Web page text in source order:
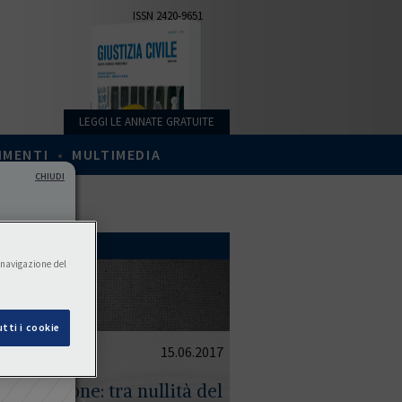
CHIUDI
ISSN 2420-9651
LEGGI LE ANNATE GRATUITE
• MULTIMEDIA
15.06.2017
tra nullità del
del
i cookie